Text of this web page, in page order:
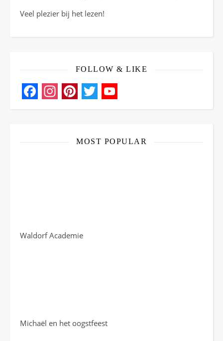
Veel plezier bij het lezen!
FOLLOW & LIKE
Facebook
Instagram
Pinterest
Twitter
YouTube
MOST POPULAR
Waldorf Academie
Michaël en het oogstfeest